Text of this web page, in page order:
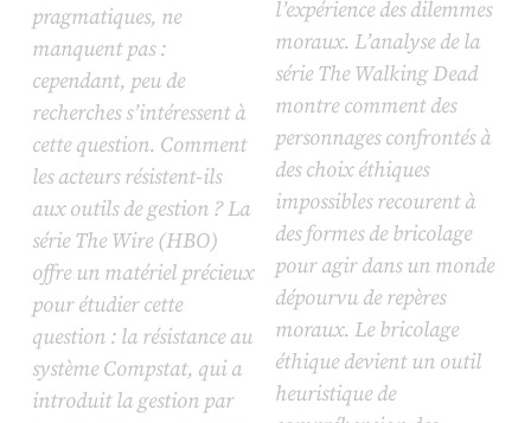
pragmatiques, ne
manquent pas :
cependant, peu de
recherches s’intéressent à
cette question. Comment
les acteurs résistent-ils
aux outils de gestion ? La
sérieThe Wire(HBO)
offre un matériel précieux
pour étudier cette
question : la résistance au
système Compstat, qui a
introduit la gestion par
l’expérience des dilemmes
moraux. L’analyse de la
sérieThe Walking Dead
montre comment des
personnages confrontés à
des choix éthiques
impossibles recourent à
des formes de bricolage
pour agir dans un monde
dépourvu de repères
moraux. Le bricolage
éthique devient un outil
heuristique de